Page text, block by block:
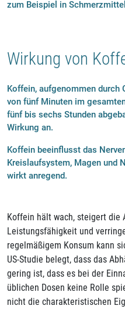
zum Beispiel in
Wirkung von
Koffein, aufgenommen durch
von fünf Minuten im
fünf bis sechs Stunden
Wirkung an.
Koffein beeinflusst das
Kreislaufsystem, Magen und
wirkt anregend.
Koffein hält wach, steigert die
Leistungsfähigkeit und
regelmäßigem Konsum kann
US-Studie belegt, dass das
gering ist, dass es bei der
üblichen Dosen keine Rolle
nicht die charakteristischen